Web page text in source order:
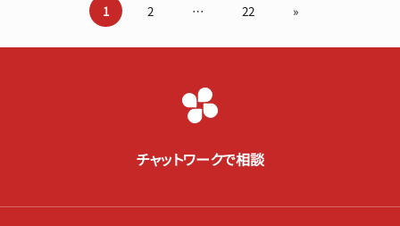
1 2 … 22 »
チャットワークで相談